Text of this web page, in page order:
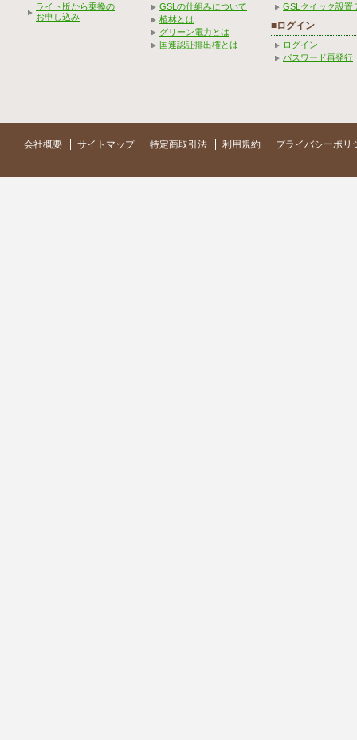
ライト版から乗換の
お申し込み
GSLの仕組みについて
植林とは
グリーン電力とは
国連認証排出権とは
GSLクイック設置
■ログイン
ログイン
パスワード再発行
会社概要 サイトマップ 特定商取引法 利用規約 プライバシーポリ